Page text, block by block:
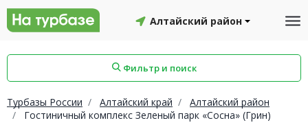
Алтайский район
Фильтр и поиск
Турбазы России Алтайский край
Алтайский район
Гостиничный комплекс Зеленый парк «Сосна» (Грин)